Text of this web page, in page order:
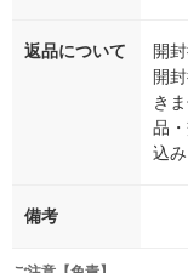
返品について
開
開
き
品
込み
備考